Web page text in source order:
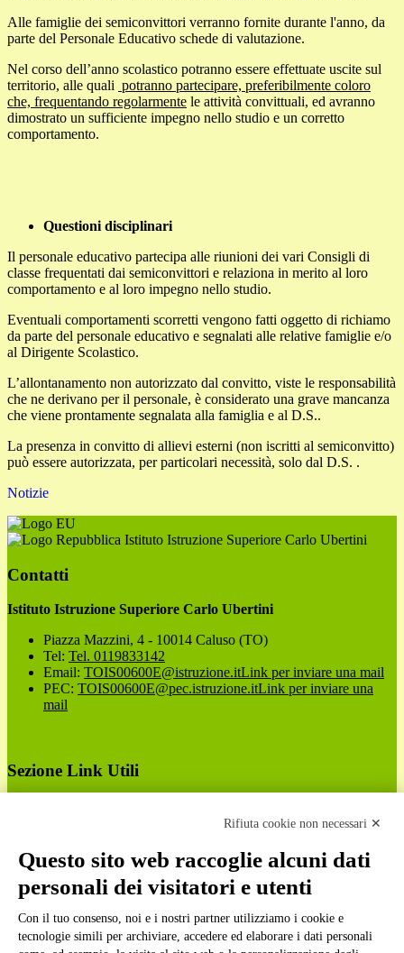
Alle famiglie dei semiconvittori verranno fornite durante l'anno, da
parte del Personale Educativo schede di valutazione.
Nel corso dell’anno scolastico potranno essere effettuate uscite sul
territorio, alle quali potranno partecipare, preferibilmente coloro
che, frequentando regolarmente le attività convittuali, ed avranno
dimostrato un sufficiente impegno nello studio e un corretto
comportamento.
Questioni disciplinari
Il personale educativo partecipa alle riunioni dei vari Consigli di
classe frequentati dai semiconvittori e relaziona in merito al loro
comportamento e al loro impegno nello studio.
Eventuali comportamenti scorretti vengono fatti oggetto di richiamo
da parte del personale educativo e segnalati alle relative famiglie e/o
al Dirigente Scolastico.
L’allontanamento non autorizzato dal convitto, viste le responsabilità
che ne derivano per il personale, è considerato una grave mancanza
che viene prontamente segnalata alla famiglia e al D.S..
La presenza in convitto di allievi esterni (non iscritti al semiconvitto)
può essere autorizzata, per particolari necessità, solo dal D.S. .
Notizie
Istituto Istruzione Superiore Carlo Ubertini
Contatti
Istituto Istruzione Superiore Carlo Ubertini
Piazza Mazzini, 4 - 10014 Caluso (TO)
Tel: Tel. 0119833142
Email: TOIS00600E@istruzione.itLink per inviare una mail
PEC: TOIS00600E@pec.istruzione.itLink per inviare una
mail
Sezione Link Utili
Ufficio Relazioni con il Pubblico
Dichiarazione di accessibilità
Obiettivi di accessibilità
Gestione consensi cookie
Amministrazione trasparente
Rifiuta cookie non necessari ✕
Questo sito web raccoglie alcuni dati
personali dei visitatori e utenti
Con il tuo consenso, noi e i nostri partner utilizziamo i cookie e
tecnologie simili per archiviare, accedere ed elaborare i dati personali